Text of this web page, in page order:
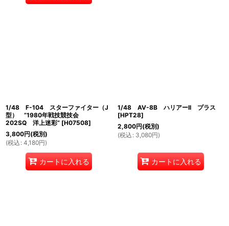
1/48 F-104 スターファイター（J
型） ”1980年戦技競技会
202SQ 洋上迷彩” [H07508]
3,800円(税別)
(税込 : 4,180円)
カートに入れる
1/48 AV-8B ハリアーII プラス
[HPT28]
2,800円(税別)
(税込 : 3,080円)
カートに入れる